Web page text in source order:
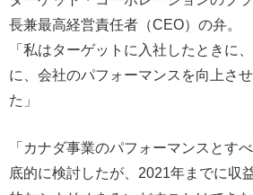
長兼最高経営責任者（CEO）の弁。
「私はターゲットに入社したときに
に、会社のパフォーマンスを向上さ
た」
「カナダ事業のパフォーマンスとす
底的に検討したが、2021年までに収